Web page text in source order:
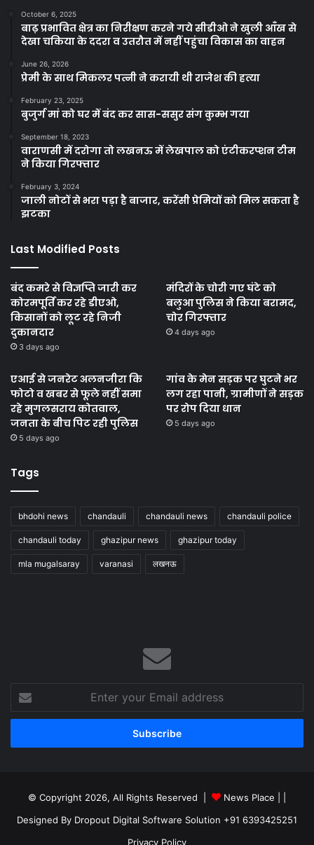
October 6, 2025
बाढ़ प्रभावित क्षेत्र का निरीक्षण करने गये सीडीओ ने खुली आँख से
देखा चकिया के ददरा व उतरौत में नहीं पहुंचा विकास का वाहन
June 26, 2026
प्रेमी के साथ मिकलर पत्नी ने करायी थी राजेश की हत्या
February 23, 2025
बुजुर्ग मां को घर में बंद कर सास-ससुर संग कुम्भ गया
September 18, 2023
वाराणसी में दरोगा तो लखनऊ में लेखपाल को एंटीकरप्शन टीम
ने किया गिरफ्तार
February 3, 2024
जाली नोटों से भरा पड़ा है बाजार, करेंसी प्रेमियों को मिल सकता है
झटका
Last Modified Posts
बंद कमरे से विज्ञप्ति जारी कर
कोरमपूर्ति कर रहे डीएओ,
किसानों को लूट रहे निजी
दुकानदार
3 days ago
मंदिरों के चोरी गए घंटे को
बलुआ पुलिस ने किया बरामद,
चोर गिरफ्तार
4 days ago
एआई से जनरेट अलनजीरा कि
फोटो व खबर से फूले नहीं समा
रहे मुगलसराय कोतवाल,
जनता के बीच पिट रही पुलिस
5 days ago
गांव के मेन सड़क पर घुटने भर
लग रहा पानी, ग्रामीणों ने सड़क
पर रोप दिया धान
5 days ago
Tags
bhdohi news chandauli chandauli news chandauli police
chandauli today ghazipur news ghazipur today
mla mugalsaray varanasi लखनऊ
your
Email
© Copyright 2026, All Rights Reserved | News Place |
Designed By Dropout Digital Software Solution +91 6393425251
Privacy Policy